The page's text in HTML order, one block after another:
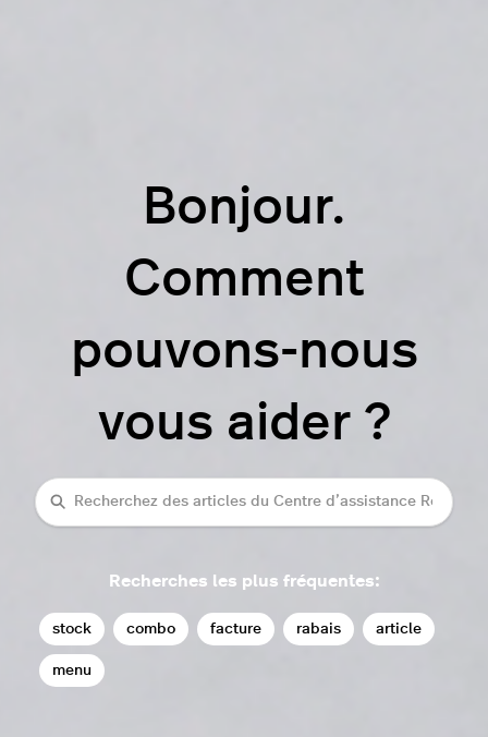
Bonjour.
Comment
pouvons-nous
vous aider ?
Recherche
Recherches les plus fréquentes:
stock combo facture rabais article
menu